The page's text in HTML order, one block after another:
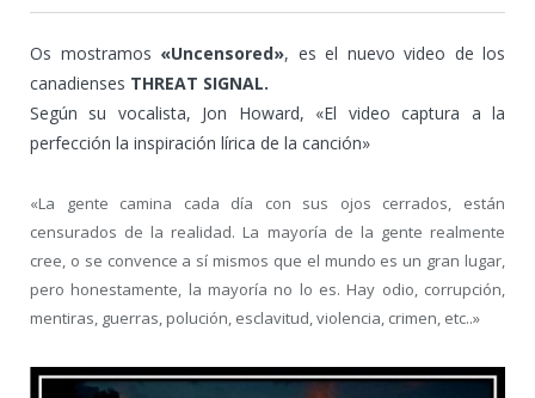
Os mostramos «Uncensored», es el nuevo video de los
canadienses THREAT SIGNAL.
Según su vocalista, Jon Howard, «El video captura a la
perfección la inspiración lírica de la canción»
«La gente camina cada día con sus ojos cerrados, están
censurados de la realidad. La mayoría de la gente realmente
cree, o se convence a sí mismos que el mundo es un gran lugar,
pero honestamente, la mayoría no lo es. Hay odio, corrupción,
mentiras, guerras, polución, esclavitud, violencia, crimen, etc..»